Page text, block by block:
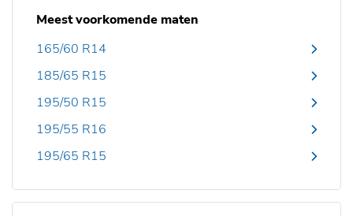
Meest voorkomende maten
165/60 R14
185/65 R15
195/50 R15
195/55 R16
195/65 R15